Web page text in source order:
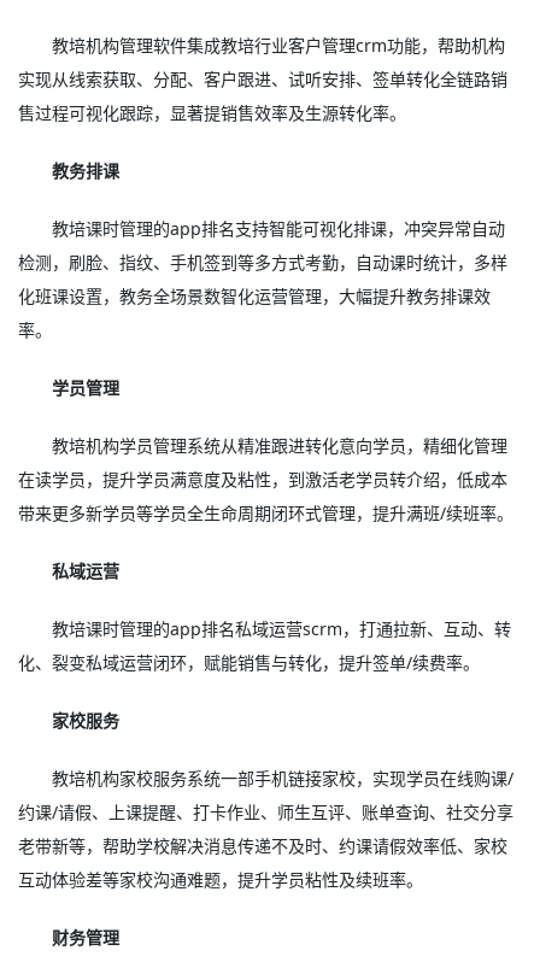
教培机构管理软件集成教培行业客户管理crm功能，帮助机构
实现从线索获取、分配、客户跟进、试听安排、签单转化全链路销
售过程可视化跟踪，显著提销售效率及生源转化率。
教务排课
教培课时管理的app排名支持智能可视化排课，冲突异常自动
检测，刷脸、指纹、手机签到等多方式考勤，自动课时统计，多样
化班课设置，教务全场景数智化运营管理，大幅提升教务排课效
率。
学员管理
教培机构学员管理系统从精准跟进转化意向学员，精细化管理
在读学员，提升学员满意度及粘性，到激活老学员转介绍，低成本
带来更多新学员等学员全生命周期闭环式管理，提升满班/续班率。
私域运营
教培课时管理的app排名私域运营scrm，打通拉新、互动、转
化、裂变私域运营闭环，赋能销售与转化，提升签单/续费率。
家校服务
教培机构家校服务系统一部手机链接家校，实现学员在线购课/
约课/请假、上课提醒、打卡作业、师生互评、账单查询、社交分享
老带新等，帮助学校解决消息传递不及时、约课请假效率低、家校
互动体验差等家校沟通难题，提升学员粘性及续班率。
财务管理